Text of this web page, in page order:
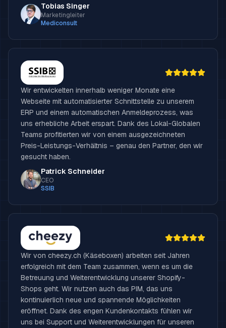
Tobias Singer
Marketingleiter
Mediconsult
Wir entwickelten innerhalb weniger Monate eine
Webseite mit automatisierter Schnittstelle zu unserem
ERP und einem automatischen Anmeldeprozess, was
uns erhebliche Arbeit erspart. Dank des Lokal-Globalen
Teams profitierten wir von einem ausgezeichneten
Preis-Leistungs-Verhältnis – genau den Partner, den wir
gesucht haben.
Patrick Schneider
CEO
SSIB
Wir von cheezy.ch (Käseboxen) arbeiten seit Jahren
erfolgreich mit dem Team zusammen, wenn es um die
Betreuung und Weiterentwicklung unserer Shopify-
Shops geht. Wir nutzen auch das PIM, das uns
kontinuierlich neue und spannende Möglichkeiten
eröffnet. Dank des engen Kundenkontakts fühlen wir
uns bei Support und Weiterentwicklungen für unseren